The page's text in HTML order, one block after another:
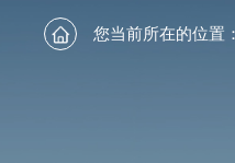
您当前所在的位置：